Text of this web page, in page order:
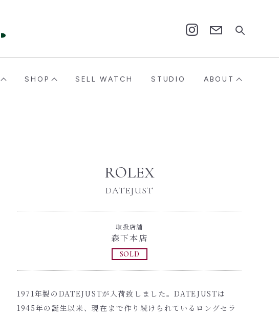
SHOP SELL WATCH STUDIO ABOUT
ROLEX
DATEJUST
取扱店舗
森下本店
SOLD
1971年製のDATEJUSTが入荷致しました。DATEJUSTは
1945年の誕生以来、現在まで作り続けられているロングセラ